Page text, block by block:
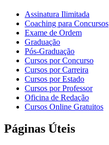
Assinatura Ilimitada
Coaching para Concursos
Exame de Ordem
Graduação
Pós-Graduação
Cursos por Concurso
Cursos por Carreira
Cursos por Estado
Cursos por Professor
Oficina de Redação
Cursos Online Gratuitos
Páginas Úteis